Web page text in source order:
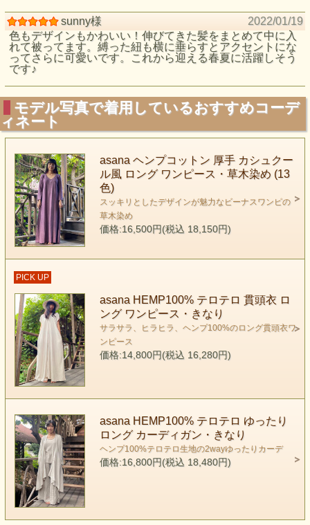
sunny様
2022/01/19
色もデザインもかわいい！伸びてきた髪をまとめて中に入
れて被ってます。縛った紐も横に垂らすとアクセントにな
ってさらに可愛いです。これから迎える春夏に活躍しそう
です♪
モデル写真で着用しているおすすめコーデ
ィネート
asana ヘンプコットン 厚手 カシュクー
ル風 ロング ワンピース・草木染め (13
色)
スッキリとしたデザインが魅力なビーナスワンピの
草木染め
価格:16,500円(税込 18,150円)
PICK UP
asana HEMP100% テロテロ 貫頭衣 ロ
ング ワンピース・きなり
サラサラ、ヒラヒラ、ヘンプ100%のロング貫頭衣ワ
ンピース
価格:14,800円(税込 16,280円)
asana HEMP100% テロテロ ゆったり
ロング カーディガン・きなり
ヘンプ100%テロテロ生地の2wayゆったりカーデ
価格:16,800円(税込 18,480円)